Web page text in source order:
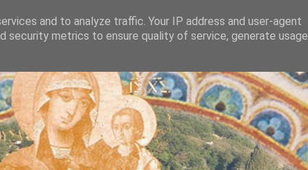
and to analyze traffic. Your IP address and user-agent
security metrics to ensure quality of service, generate usage